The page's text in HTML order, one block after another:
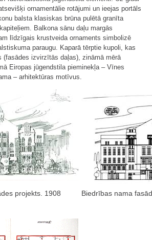
ornamentālie rotājumi un ieejas portāls
balsta klasiskas brūna pulētā granīta
Balkona sānu daļu margās
līdzīgais krustveida ornaments simbolizē
paraugu. Kaparā tērptie kupoli, kas
(fasādes izvirzītās daļas), zināmā mērā
Eiropas jūgendstila pieminekļa – Vīnes
– arhitektūras motīvus.
projekts. 1908 Biedrības nama